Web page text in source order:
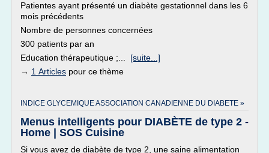
Patientes ayant présenté un diabète gestationnel dans les 6
mois précédents
Nombre de personnes concernées
300 patients par an
Education thérapeutique ;... [suite...]
→ 1 Articles pour ce thème
INDICE GLYCEMIQUE ASSOCIATION CANADIENNE DU DIABETE »
Menus intelligents pour DIABÈTE de type 2 -
Home | SOS Cuisine
Si vous avez de diabète de type 2, une saine alimentation